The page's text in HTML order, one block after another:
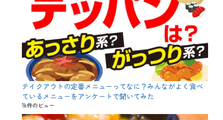
テイクアウトの定番メニューってなに？みんながよく食べ
ているメニューをアンケートで聞いてみた
1k件のビュー